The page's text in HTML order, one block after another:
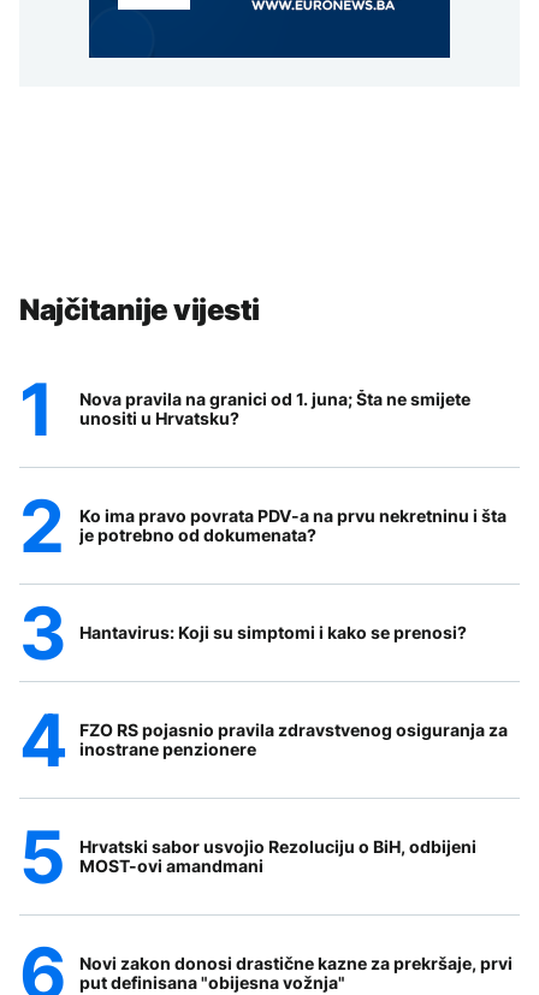
Najčitanije vijesti
Nova pravila na granici od 1. juna; Šta ne smijete
unositi u Hrvatsku?
Ko ima pravo povrata PDV-a na prvu nekretninu i šta
je potrebno od dokumenata?
Hantavirus: Koji su simptomi i kako se prenosi?
FZO RS pojasnio pravila zdravstvenog osiguranja za
inostrane penzionere
Hrvatski sabor usvojio Rezoluciju o BiH, odbijeni
MOST-ovi amandmani
Novi zakon donosi drastične kazne za prekršaje, prvi
put definisana "obijesna vožnja"